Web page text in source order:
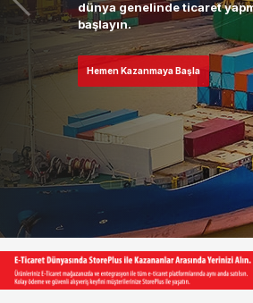
dünya genelinde ticaret
başlayın.
Hemen Kazanmaya Başla